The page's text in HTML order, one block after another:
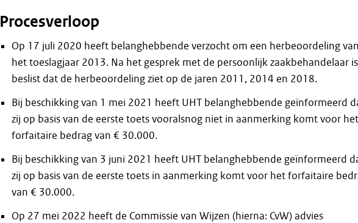
Procesverloop
Op 17 juli 2020 heeft belanghebbende verzocht om een herbeoordeling
het toeslagjaar 2013. Na het gesprek met de persoonlijk zaakbehandelaar is
beslist dat de herbeoordeling ziet op de jaren 2011, 2014 en 2018.
Bij beschikking van 1 mei 2021 heeft UHT belanghebbende geïnformeerd
zij op basis van de eerste toets vooralsnog niet in aanmerking komt voor het
forfaitaire bedrag van € 30.000.
Bij beschikking van 3 juni 2021 heeft UHT belanghebbende geïnformeerd
zij op basis van de eerste toets in aanmerking komt voor het forfaitaire
van € 30.000.
Op 27 mei 2022 heeft de Commissie van Wijzen (hierna: CvW) advies